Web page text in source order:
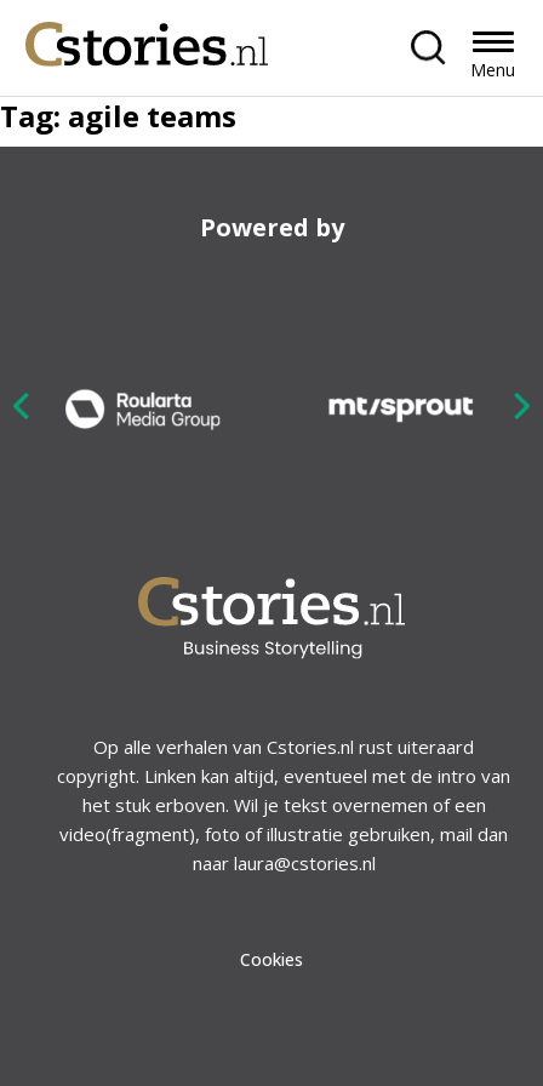
Menu
Tag: agile teams
Powered by
Op alle verhalen van Cstories.nl rust uiteraard
copyright. Linken kan altijd, eventueel met de intro van
het stuk erboven. Wil je tekst overnemen of een
video(fragment), foto of illustratie gebruiken, mail dan
naar laura@cstories.nl
Cookies